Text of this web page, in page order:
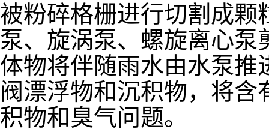
被粉碎格栅进行切割成颗
泵、旋涡泵、螺旋离心泵
体物将伴随雨水由水泵推
阀漂浮物和沉积物，将
积物和臭气问题。